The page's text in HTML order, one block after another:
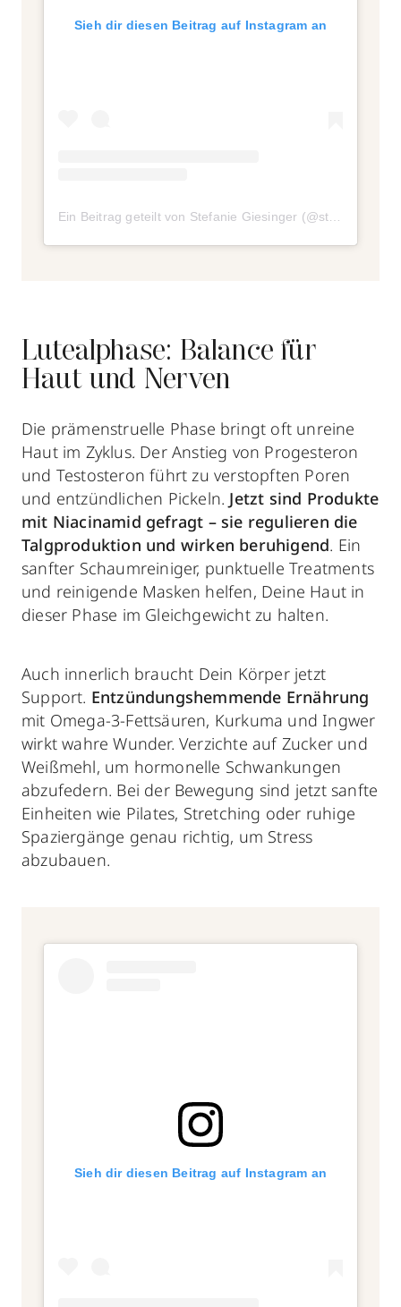
Sieh dir diesen Beitrag auf Instagram an
Lutealphase: Balance für
Haut und Nerven
Die prämenstruelle Phase bringt oft unreine
Haut im Zyklus. Der Anstieg von Progesteron
und Testosteron führt zu verstopften Poren
und entzündlichen Pickeln. Jetzt sind Produkte
mit Niacinamid gefragt – sie regulieren die
Talgproduktion und wirken beruhigend. Ein
sanfter Schaumreiniger, punktuelle Treatments
und reinigende Masken helfen, Deine Haut in
dieser Phase im Gleichgewicht zu halten.
Auch innerlich braucht Dein Körper jetzt
Support. Entzündungshemmende Ernährung
mit Omega-3-Fettsäuren, Kurkuma und Ingwer
wirkt wahre Wunder. Verzichte auf Zucker und
Weißmehl, um hormonelle Schwankungen
abzufedern. Bei der Bewegung sind jetzt sanfte
Einheiten wie Pilates, Stretching oder ruhige
Spaziergänge genau richtig, um Stress
abzubauen.
Sieh dir diesen Beitrag auf Instagram an